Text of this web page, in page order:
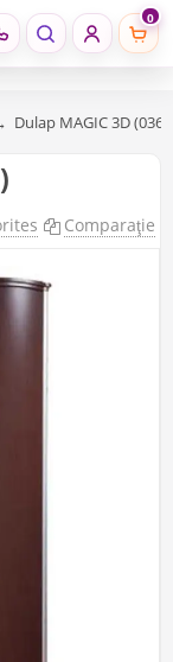
0
Dulap MAGIC 3D
Comparaţie